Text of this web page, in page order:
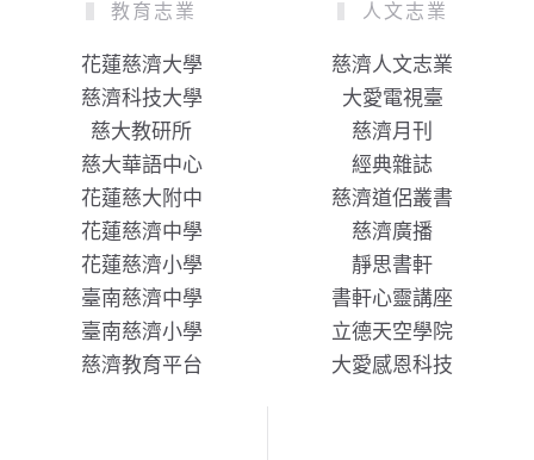
教育志業
花蓮慈濟大學
慈濟科技大學
慈大教研所
慈大華語中心
花蓮慈大附中
花蓮慈濟中學
花蓮慈濟小學
臺南慈濟中學
臺南慈濟小學
慈濟教育平台
人文志業
慈濟人文志業
大愛電視臺
慈濟月刊
經典雜誌
慈濟道侶叢書
慈濟廣播
靜思書軒
書軒心靈講座
立德天空學院
大愛感恩科技